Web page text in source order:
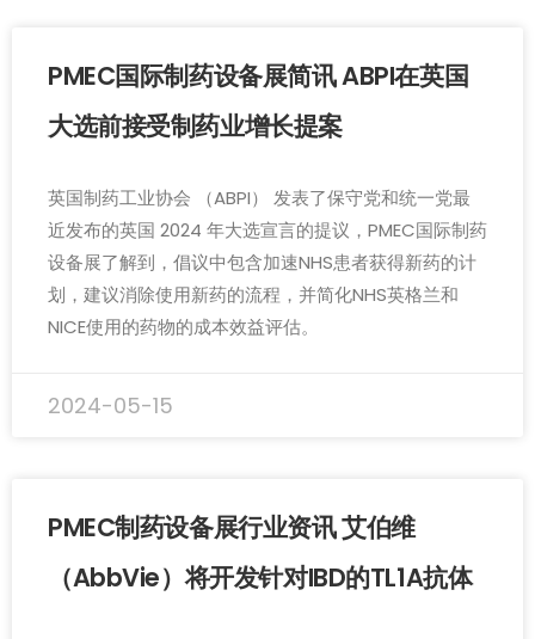
PMEC国际制药设备展简讯 ABPI在英国
大选前接受制药业增长提案
英国制药工业协会 （ABPI） 发表了保守党和统一党最
近发布的英国 2024 年大选宣言的提议，PMEC国际制药
设备展了解到，倡议中包含加速NHS患者获得新药的计
划，建议消除使用新药的流程，并简化NHS英格兰和
NICE使用的药物的成本效益评估。
2024-05-15
PMEC制药设备展行业资讯 艾伯维
（AbbVie）将开发针对IBD的TL1A抗体